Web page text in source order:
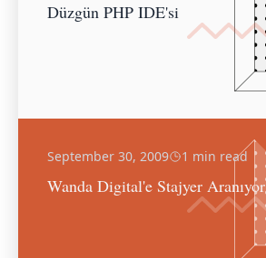
Düzgün PHP IDE'si
September 30, 2009 1 min read
Wanda Digital'e Stajyer Aranıyor